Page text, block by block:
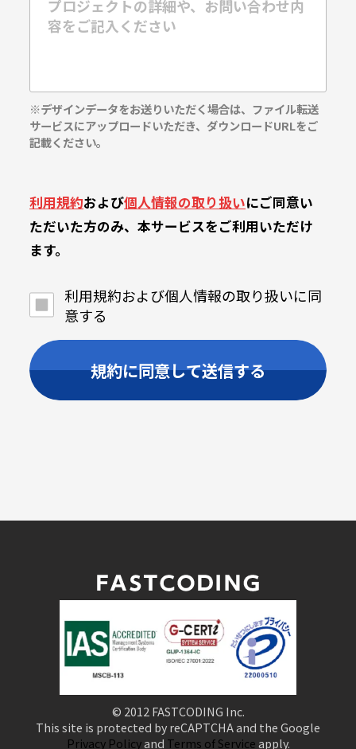
※デザインデータをお送りいただく場合は、ファイル転送
サービスにアップロードいただき、ダウンロードURLをご
記載ください。
利用規約および個人情報の取り扱いにご同意い
ただいた方のみ、本サービスをご利用いただけ
ます。
利用規約および個人情報の取り扱いに同
意する
© 2012 FASTCODING Inc.
This site is protected by reCAPTCHA and the Google
Privacy Policyand Terms of Serviceapply.